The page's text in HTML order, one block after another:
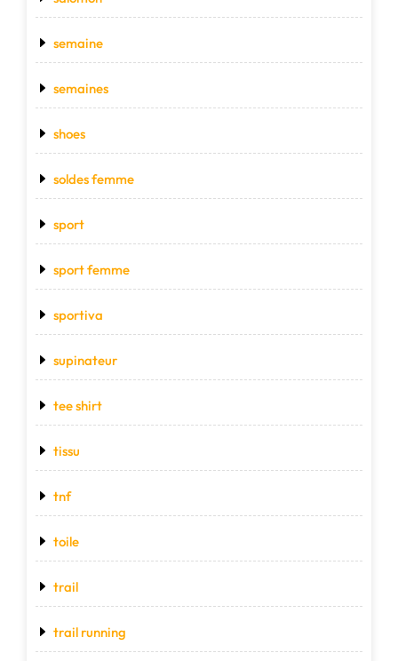
semaine
semaines
shoes
soldes femme
sport
sport femme
sportiva
supinateur
tee shirt
tissu
tnf
toile
trail
trail running